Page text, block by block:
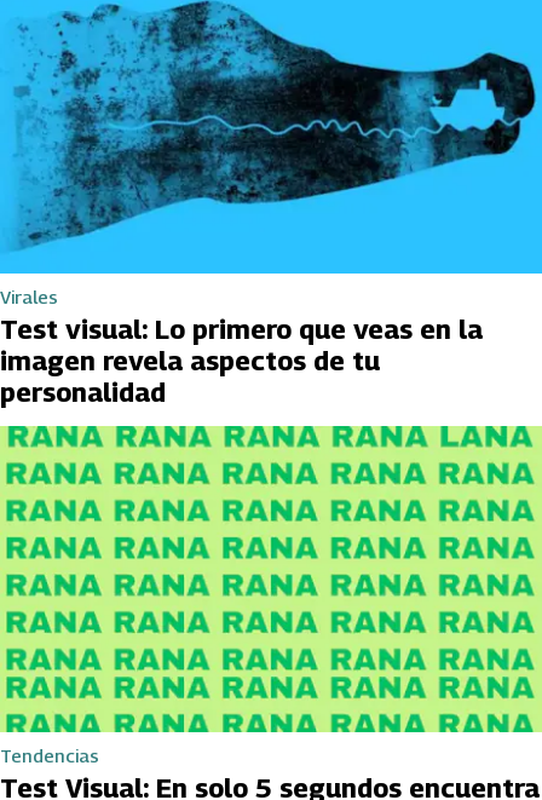
Virales
Test visual: Lo primero que veas en la
imagen revela aspectos de tu
personalidad
Tendencias
Test Visual: En solo 5 segundos encuentra